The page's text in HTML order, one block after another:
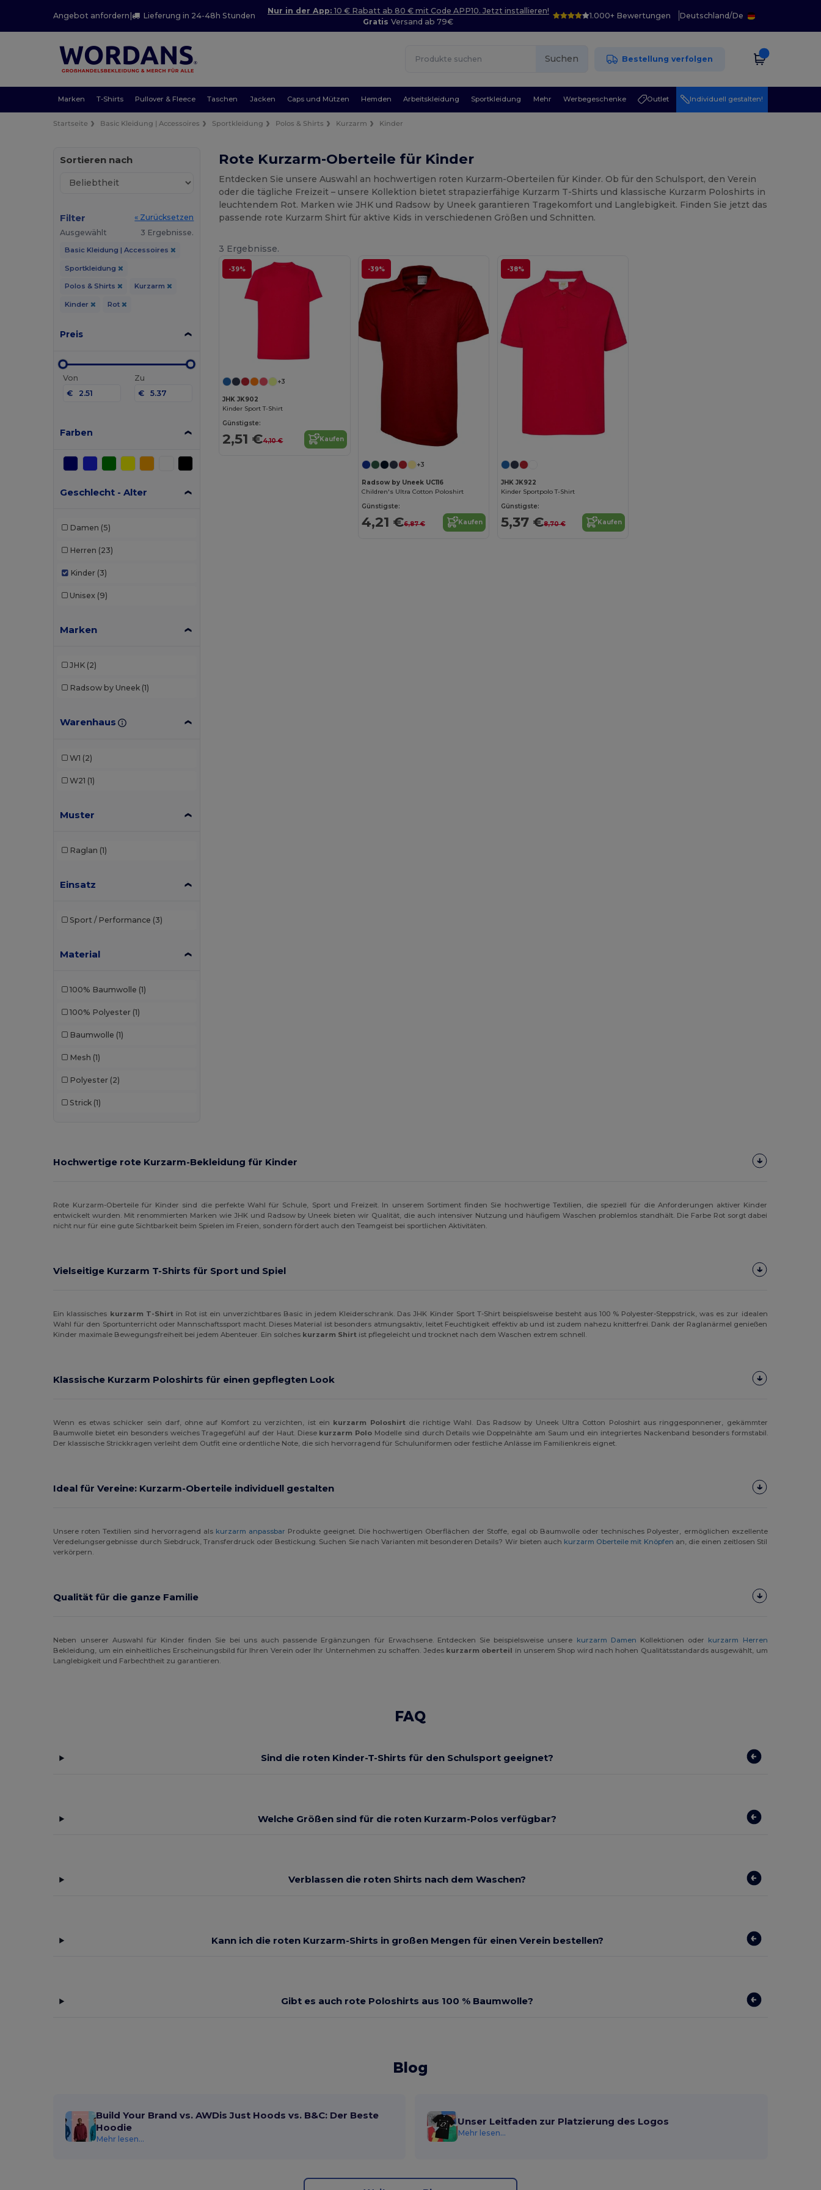
Angebot anfordern | Lieferung in 24-48h Stunden
Nur in der App: 10 € Rabatt ab 80 € mit Code APP10. Jetzt installieren!
GratisVersand ab 79€
1.000+ Bewertungen Deutschland/De
Suchen Bestellung verfolgen
Marken T-Shirts Pullover & Fleece Taschen Jacken Caps und Mützen Hemden Arbeitskleidung Sportkleidung Mehr Werbegeschenke Outlet Individuell gestalten!
Startseite Basic Kleidung | Accessoires Sportkleidung Polos & Shirts Kurzarm Kinder
Sortieren nach
Filter
« Zurücksetzen
Ausgewählt
3 Ergebnisse.
Basic Kleidung | Accessoires
Sportkleidung
Polos & Shirts Kurzarm
Kinder Rot
Preis
Von
€
Zu
€
Farben
Geschlecht - Alter
Damen (5)
Herren (23)
Kinder (3)
Unisex (9)
Marken
JHK (2)
Radsow by Uneek (1)
Warenhaus
W1 (2)
W21 (1)
Muster
Raglan (1)
Einsatz
Sport / Performance (3)
Material
100% Baumwolle (1)
100% Polyester (1)
Baumwolle (1)
Mesh (1)
Polyester (2)
Strick (1)
Rote Kurzarm-Oberteile für Kinder
Entdecken Sie unsere Auswahl an hochwertigen roten Kurzarm-Oberteilen für Kinder. Ob für den Schulsport, den Verein
oder die tägliche Freizeit – unsere Kollektion bietet strapazierfähige Kurzarm T-Shirts und klassische Kurzarm Poloshirts in
leuchtendem Rot. Marken wie JHK und Radsow by Uneek garantieren Tragekomfort und Langlebigkeit. Finden Sie jetzt das
passende rote Kurzarm Shirt für aktive Kids in verschiedenen Größen und Schnitten.
3 Ergebnisse.
-39%
+3
JHK JK902
Kinder Sport T-Shirt
Günstigste:
2,51 €4,10 € Kaufen
-39%
+3
Radsow by Uneek UC116
Children's Ultra Cotton Poloshirt
Günstigste:
4,21 €6,87 € Kaufen
-38%
JHK JK922
Kinder Sportpolo T-Shirt
Günstigste:
5,37 €8,70 € Kaufen
Hochwertige rote Kurzarm-Bekleidung für Kinder
Rote Kurzarm-Oberteile für Kinder sind die perfekte Wahl für Schule, Sport und Freizeit. In unserem Sortiment finden Sie hochwertige Textilien, die speziell für die Anforderungen aktiver Kinder
entwickelt wurden. Mit renommierten Marken wie JHK und Radsow by Uneek bieten wir Qualität, die auch intensiver Nutzung und häufigem Waschen problemlos standhält. Die Farbe Rot sorgt dabei
nicht nur für eine gute Sichtbarkeit beim Spielen im Freien, sondern fördert auch den Teamgeist bei sportlichen Aktivitäten.
Vielseitige Kurzarm T-Shirts für Sport und Spiel
Ein klassisches kurzarm T-Shirt in Rot ist ein unverzichtbares Basic in jedem Kleiderschrank. Das JHK Kinder Sport T-Shirt beispielsweise besteht aus 100 % Polyester-Steppstrick, was es zur idealen
Wahl für den Sportunterricht oder Mannschaftssport macht. Dieses Material ist besonders atmungsaktiv, leitet Feuchtigkeit effektiv ab und ist zudem nahezu knitterfrei. Dank der Raglanärmel genießen
Kinder maximale Bewegungsfreiheit bei jedem Abenteuer. Ein solches kurzarm Shirt ist pflegeleicht und trocknet nach dem Waschen extrem schnell.
Klassische Kurzarm Poloshirts für einen gepflegten Look
Wenn es etwas schicker sein darf, ohne auf Komfort zu verzichten, ist ein kurzarm Poloshirt die richtige Wahl. Das Radsow by Uneek Ultra Cotton Poloshirt aus ringgesponnener, gekämmter
Baumwolle bietet ein besonders weiches Tragegefühl auf der Haut. Diese kurzarm Polo Modelle sind durch Details wie Doppelnähte am Saum und ein integriertes Nackenband besonders formstabil.
Der klassische Strickkragen verleiht dem Outfit eine ordentliche Note, die sich hervorragend für Schuluniformen oder festliche Anlässe im Familienkreis eignet.
Ideal für Vereine: Kurzarm-Oberteile individuell gestalten
Unsere roten Textilien sind hervorragend als kurzarm anpassbar Produkte geeignet. Die hochwertigen Oberflächen der Stoffe, egal ob Baumwolle oder technisches Polyester, ermöglichen exzellente
Veredelungsergebnisse durch Siebdruck, Transferdruck oder Bestickung. Suchen Sie nach Varianten mit besonderen Details? Wir bieten auch kurzarm Oberteile mit Knöpfen an, die einen zeitlosen Stil
verkörpern.
Qualität für die ganze Familie
Neben unserer Auswahl für Kinder finden Sie bei uns auch passende Ergänzungen für Erwachsene. Entdecken Sie beispielsweise unsere kurzarm Damen Kollektionen oder kurzarm Herren
Bekleidung, um ein einheitliches Erscheinungsbild für Ihren Verein oder Ihr Unternehmen zu schaffen. Jedes kurzarm oberteil in unserem Shop wird nach hohen Qualitätsstandards ausgewählt, um
Langlebigkeit und Farbechtheit zu garantieren.
FAQ
Sind die roten Kinder-T-Shirts für den Schulsport geeignet?
Welche Größen sind für die roten Kurzarm-Polos verfügbar?
Verblassen die roten Shirts nach dem Waschen?
Kann ich die roten Kurzarm-Shirts in großen Mengen für einen Verein bestellen?
Gibt es auch rote Poloshirts aus 100 % Baumwolle?
Blog
Build Your Brand vs. AWDis Just Hoods vs. B&C: Der Beste
Hoodie
Mehr lesen...
Unser Leitfaden zur Platzierung des Logos
Mehr lesen...